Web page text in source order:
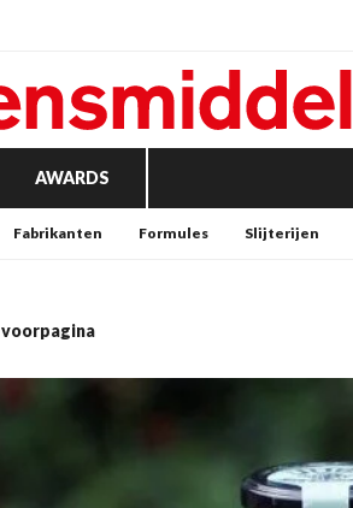
AWARDS
Fabrikanten Formules Slijterijen